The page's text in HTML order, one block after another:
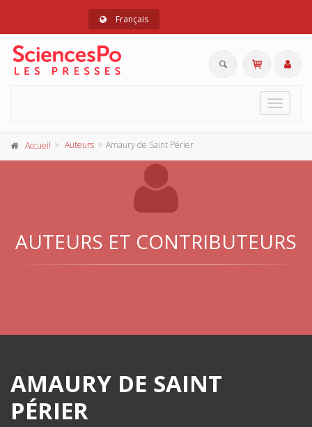
Français
Toggle
Accueil Auteurs Amaury de Saint Périer
AUTEURS ET CONTRIBUTEURS
AMAURY DE SAINT
PÉRIER